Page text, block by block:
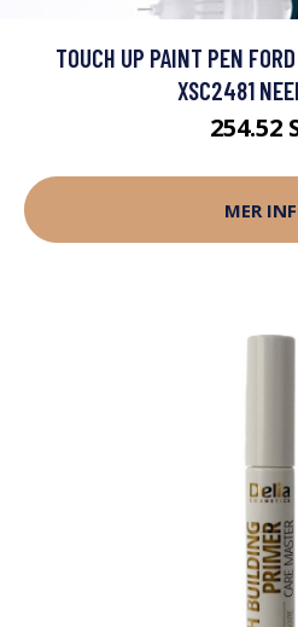
TOUCH UP PAINT PEN
XSC2481
254.52
MER